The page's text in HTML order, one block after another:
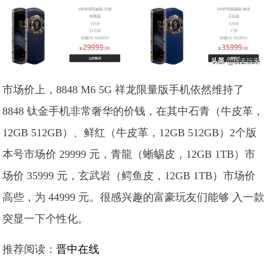
市场价上，8848 M6 5G 祥龙限量版手机依然维持了
8848 钛金手机非常奢华的价钱，在其中石青（牛皮革，
12GB 512GB）、鲜红（牛皮革，12GB 512GB）2个版
本号市场价 29999 元，青龍（蜥蜴皮，12GB 1TB）市
场价 35999 元，玄武岩（鳄鱼皮，12GB 1TB）市场价
高些，为 44999 元。很感兴趣的富豪玩友们能够 入一款
突显一下个性化。
推荐阅读：晋中在线